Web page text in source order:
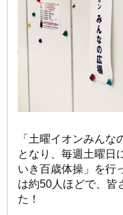
「土曜イオンみん
となり、毎週土曜日
いき百歳体操」を行
は約50人ほどで、皆
た！